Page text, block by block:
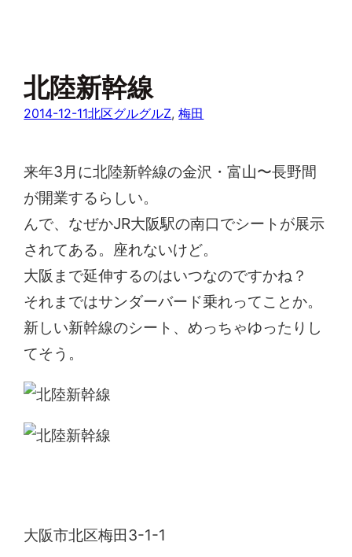
北陸新幹線
2014-12-11北区グルグルZ, 梅田
来年3月に北陸新幹線の金沢・富山〜長野間
が開業するらしい。
んで、なぜかJR大阪駅の南口でシートが展示
されてある。座れないけど。
大阪まで延伸するのはいつなのですかね？
それまではサンダーバード乗れってことか。
新しい新幹線のシート、めっちゃゆったりし
てそう。
大阪市北区梅田3-1-1